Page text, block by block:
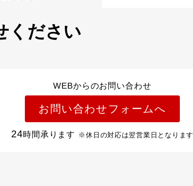
ください
WEBからのお問い合わせ
お問い合わせフォームへ
24時間承ります ※休日の対応は翌営業日となります